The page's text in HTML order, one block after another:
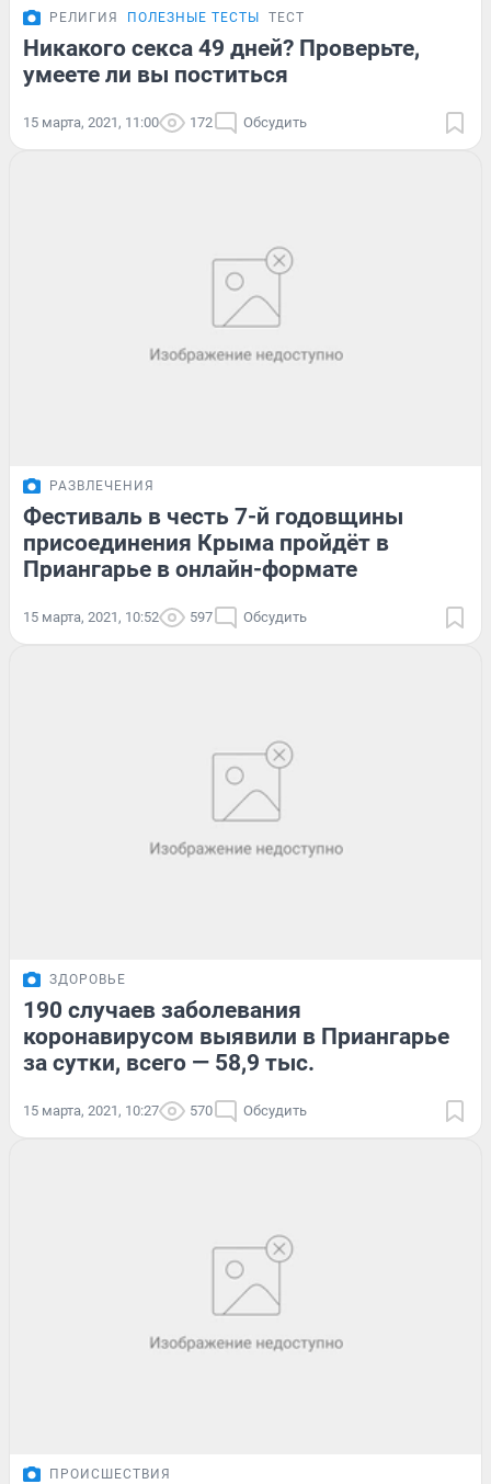
РЕЛИГИЯ ПОЛЕЗНЫЕ ТЕСТЫ ТЕСТ
Никакого секса 49 дней? Проверьте,
умеете ли вы поститься
15 марта, 2021, 11:00 172 Обсудить
РАЗВЛЕЧЕНИЯ
Фестиваль в честь 7-й годовщины
присоединения Крыма пройдёт в
Приангарье в онлайн-формате
15 марта, 2021, 10:52 597 Обсудить
ЗДОРОВЬЕ
190 случаев заболевания
коронавирусом выявили в Приангарье
за сутки, всего — 58,9 тыс.
15 марта, 2021, 10:27 570 Обсудить
ПРОИСШЕСТВИЯ